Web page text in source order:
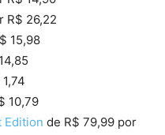
R$ 26,22
15,98
10,79
Edition de R$ 79,99 por